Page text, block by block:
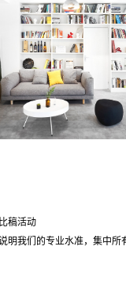
稿活动
明我们的专业水准，集中